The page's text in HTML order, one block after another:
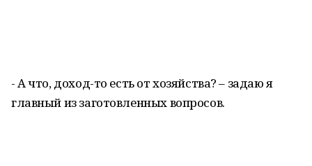
- А что, доход-то есть от хозяйства? – задаю я
главный из заготовленных вопросов.